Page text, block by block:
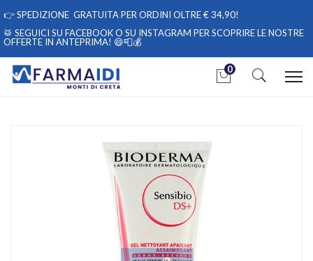
👉SPEDIZIONE GRATUITA PER ORDINI OLTRE € 34,90!
🥁 SEGUICI SU FACEBOOKO SU INSTAGRAM PER SCOPRIRE LE NOSTRE
OFFERTE IN ANTEPRIMA! 😄📮💰
0